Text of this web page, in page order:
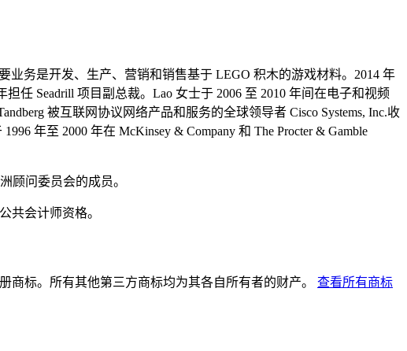
业务是开发、生产、营销和销售基于 LEGO 积木的游戏材料。2014 年
任 Seadrill 项目副总裁。Lao 女士于 2006 至 2010 年间在电子和视频
被互联网协议网络产品和服务的全球领导者 Cisco Systems, Inc.收
年至 2000 年在 McKinsey & Company 和 The Procter & Gamble
顾问委员会的成员。
共会计师资格。
商标。所有其他第三方商标均为其各自所有者的财产。 查看所有商标